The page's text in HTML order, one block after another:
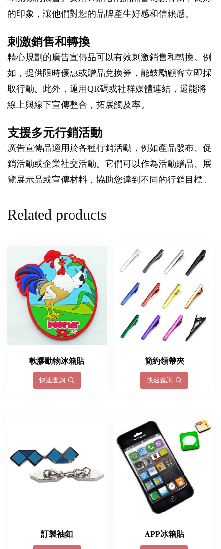
的印象，讓他們對您的品牌產生好感和信賴感。
刺激銷售和轉換
精心規劃的廣告宣傳品可以有效刺激銷售和轉換。例
如，提供限時優惠或贈品兌換券，能鼓勵顧客立即採
取行動。此外，運用QR碼或社群媒體連結，還能將
線上與線下宣傳整合，拓展觸及率。
支援多元行銷活動
廣告宣傳品適用於各種行銷活動，例如產品發布、促
銷活動或企業社交活動。它們可以作為活動贈品、展
覽展示品或宣傳材料，協助您達到不同的行銷目標。
Related products
軟膠動物冰箱貼
快速查詢
簡約領帶夾
快速查詢
訂製袖釦 APP冰箱貼